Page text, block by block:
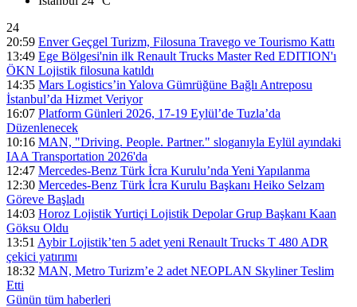
24
20:59 Enver Geçgel Turizm, Filosuna Travego ve Tourismo Kattı
13:49 Ege Bölgesi'nin ilk Renault Trucks Master Red EDITION'ı
ÖKN Lojistik filosuna katıldı
14:35 Mars Logistics’in Yalova Gümrüğüne Bağlı Antreposu
İstanbul’da Hizmet Veriyor
16:07 Platform Günleri 2026, 17-19 Eylül’de Tuzla’da
Düzenlenecek
10:16 MAN, "Driving. People. Partner." sloganıyla Eylül ayındaki
IAA Transportation 2026'da
12:47 Mercedes-Benz Türk İcra Kurulu’nda Yeni Yapılanma
12:30 Mercedes-Benz Türk İcra Kurulu Başkanı Heiko Selzam
Göreve Başladı
14:03 Horoz Lojistik Yurtiçi Lojistik Depolar Grup Başkanı Kaan
Göksu Oldu
13:51 Aybir Lojistik’ten 5 adet yeni Renault Trucks T 480 ADR
çekici yatırımı
18:32 MAN, Metro Turizm’e 2 adet NEOPLAN Skyliner Teslim
Etti
Günün tüm haberleri